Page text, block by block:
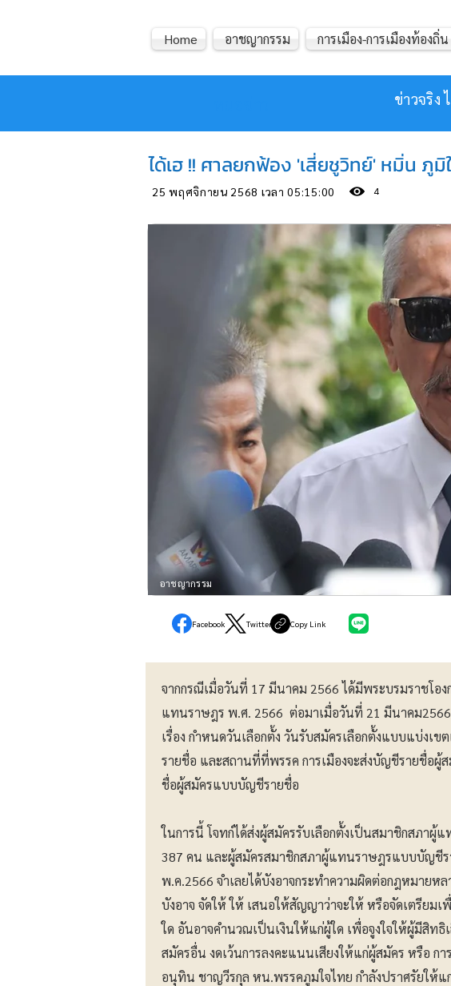
ข่าวจริง
Home อาชญากรรม การเมือง-การเมืองท้องถิ่น
ได้เฮ !! ศาลยกฟ้อง 'เสี่ยชูวิทย์' หมิ่น ภู
25 พฤศจิกายน 2568 เวลา 05:15:00 4
อาชญากรรม
Facebook Twitter Copy Link
จากกรณีเมื่อวันที่ 17 มีนาคม 2566 ได้มีพระบรมราชโอ
แทนราษฎร พ.ศ. 2566 ต่อมาเมื่อวันที่ 21 มีนาคม2566
เรื่อง กําหนดวันเลือกตั้ง วันรับสมัครเลือกตั้งแบบแบ่งเ
รายชื่อ และสถานที่ที่พรรค การเมืองจะส่งบัญชีรายชื่อผู้
ชื่อผู้สมัครแบบบัญชีรายชื่อ
ในการนี้ โจทก์ได้ส่งผู้สมัครรับเลือกตั้งเป็นสมาชิกสภาผู้
387 คน และผู้สมัครสมาชิกสภาผู้แทนราษฎรแบบบัญชีร
พ.ค.2566 จําเลยได้บังอาจกระทําความผิดต่อกฎหมายหล
บังอาจ จัดให้ ให้ เสนอให้สัญญาว่าจะให้ หรือจัดเตรียม
ใด อันอาจคํานวณเป็นเงินให้แก่ผู้ใด เพื่อจูงใจให้ผู้มีสิท
สมัครอื่น งดเว้นการลงคะแนนเสียงให้แก่ผู้สมัคร หรือ
อนุทิน ชาญวีรกุล หน.พรรคภูมใจไทย กำลังปราศรัยให้แ